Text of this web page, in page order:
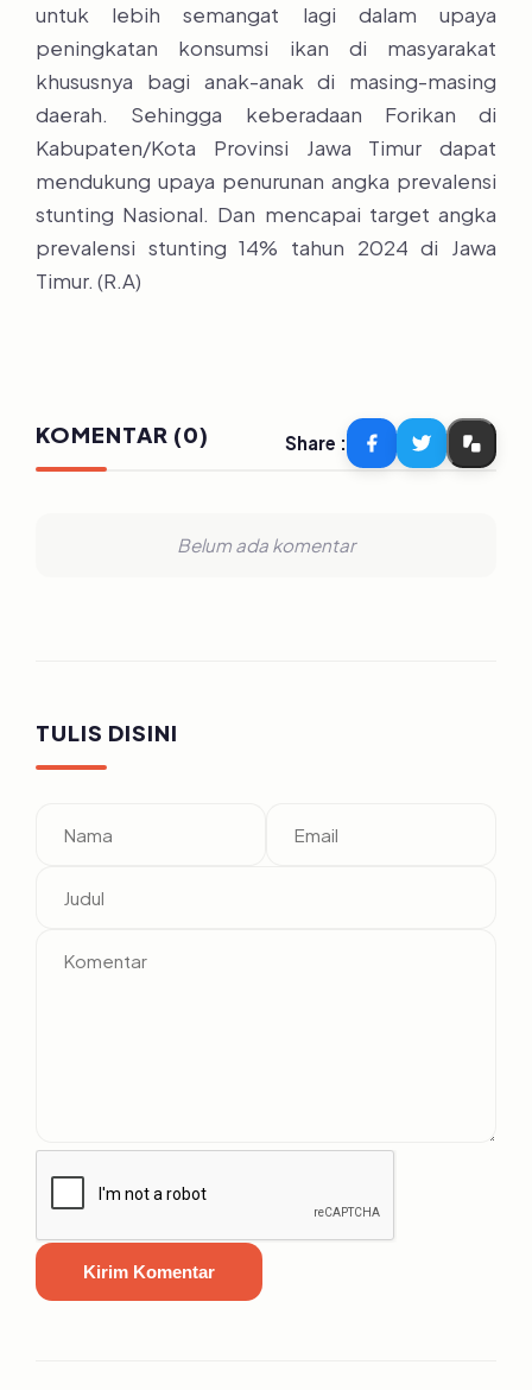
untuk lebih semangat lagi dalam upaya
peningkatan konsumsi ikan di masyarakat
khususnya bagi anak-anak di masing-masing
daerah. Sehingga keberadaan Forikan di
Kabupaten/Kota Provinsi Jawa Timur dapat
mendukung upaya penurunan angka prevalensi
stunting Nasional. Dan mencapai target angka
prevalensi stunting 14% tahun 2024 di Jawa
Timur. (R.A)
KOMENTAR (0) Share :
Belum ada komentar
TULIS DISINI
Kirim Komentar